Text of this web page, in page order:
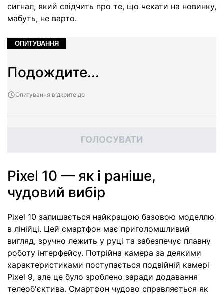
сигнал, який свідчить про те, що чекати на новинку,
мабуть, не варто.
ОПИТУВАННЯ
Подождите...
Опитування відкрите до
ГОЛОСУВАТИ
Pixel 10 — як і раніше,
чудовий вибір
Pixel 10 залишається найкращою базовою моделлю
в лінійці. Цей смартфон має приголомшливий
вигляд, зручно лежить у руці та забезпечує плавну
роботу інтерфейсу. Потрійна камера за деякими
характеристиками поступається подвійній камері
Pixel 9, але це було зроблено заради додавання
телеоб'єктива. Смартфон чудово справляється як